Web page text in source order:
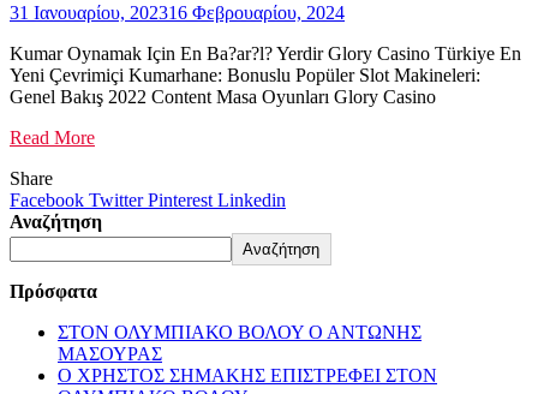
31 Ιανουαρίου, 202316 Φεβρουαρίου, 2024
Kumar Oynamak Için En Ba?ar?l? Yerdir Glory Casino Türkiye En
Yeni Çevrimiçi Kumarhane: Bonuslu Popüler Slot Makineleri:
Genel Bakış 2022 Content Masa Oyunları Glory Casino
Read More
Share
Facebook TwitterPinterest Linkedin
Αναζήτηση
Αναζήτηση
Πρόσφατα
ΣΤΟΝ ΟΛΥΜΠΙΑΚΟ ΒΟΛΟΥ Ο ΑΝΤΩΝΗΣ
ΜΑΣΟΥΡΑΣ
Ο ΧΡΗΣΤΟΣ ΣΗΜΑΚΗΣ ΕΠΙΣΤΡΕΦΕΙ ΣΤΟΝ